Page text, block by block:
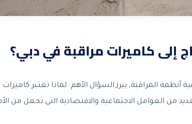
إلى كاميرات مراقبة في دبي؟
أنظمة المراقبة، يبرز السؤال الأهم: لماذا تعتبر
من العوامل الاجتماعية والاقتصادية التي تجعل من